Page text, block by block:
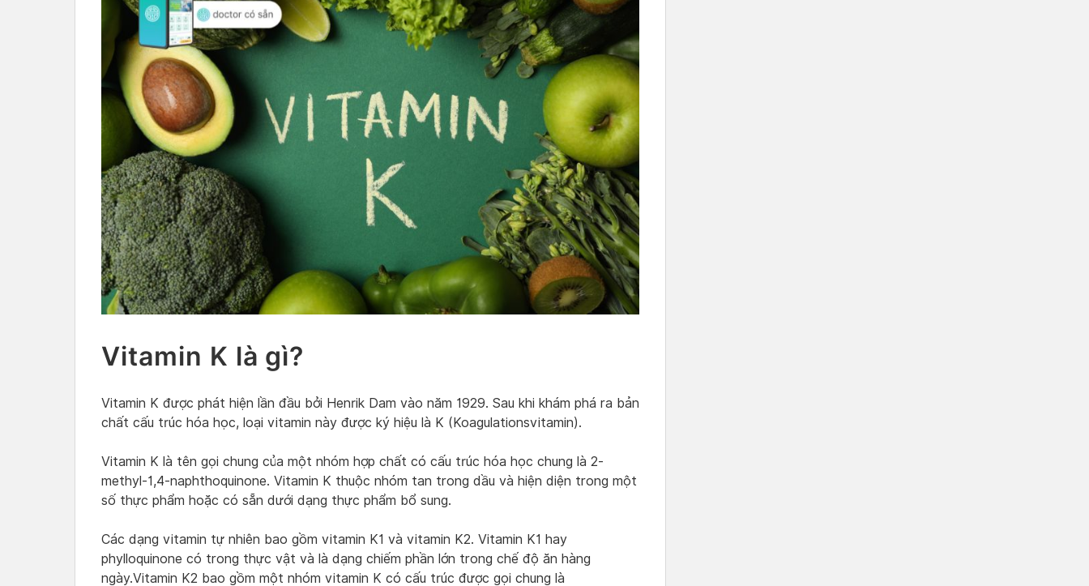
Vitamin K là gì?
Vitamin K được phát hiện lần đầu bởi Henrik Dam vào năm 1929. Sau khi khám phá ra bản
chất cấu trúc hóa học, loại vitamin này được ký hiệu là K (Koagulationsvitamin).
Vitamin K là tên gọi chung của một nhóm hợp chất có cấu trúc hóa học chung là 2-
methyl-1,4-naphthoquinone. Vitamin K thuộc nhóm tan trong dầu và hiện diện trong một
số thực phẩm hoặc có sẵn dưới dạng thực phẩm bổ sung.
Các dạng vitamin tự nhiên bao gồm vitamin K1 và vitamin K2. Vitamin K1 hay
phylloquinone có trong thực vật và là dạng chiếm phần lớn trong chế độ ăn hàng
ngày.Vitamin K2 bao gồm một nhóm vitamin K có cấu trúc được gọi chung là